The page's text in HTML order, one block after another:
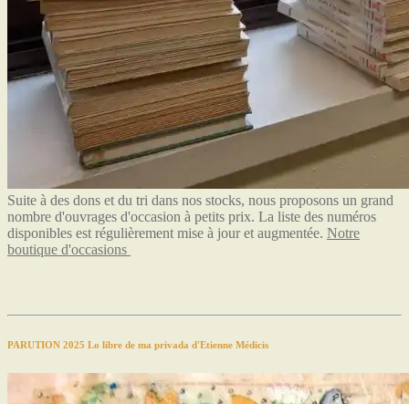
Suite à des dons et du tri dans nos stocks, nous proposons un grand
nombre d'ouvrages d'occasion à petits prix. La liste des numéros
disponibles est régulièrement mise à jour et augmentée. Notre
boutique d'occasions
PARUTION 2025 Lo libre de ma privada d'Etienne Médicis